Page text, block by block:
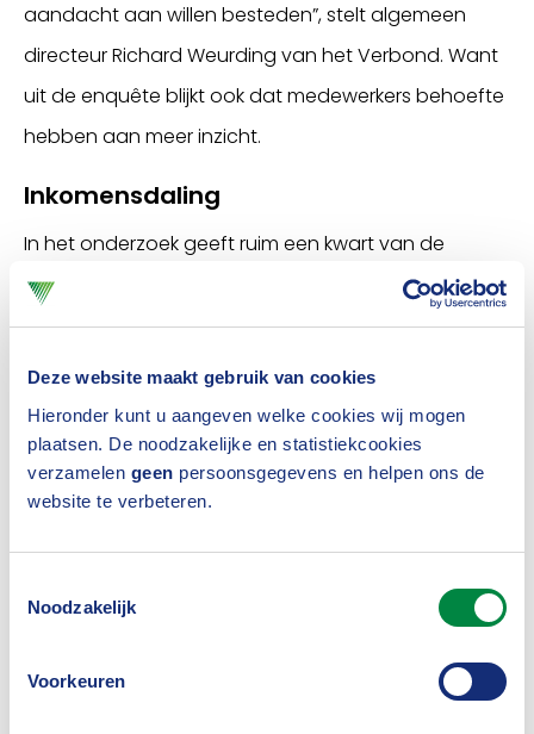
Deze website maakt gebruik van cookies
Hieronder kunt u aangeven welke cookies wij mogen
plaatsen. De noodzakelijke en statistiekcookies
verzamelen geen persoonsgegevens en helpen ons de
website te verbeteren.
Noodzakelijk
Voorkeuren
aandacht aan willen besteden”, stelt algemeen
directeur Richard Weurding van het Verbond. Want
uit de enquête blijkt ook dat medewerkers behoefte
hebben aan meer inzicht.
Inkomensdaling
In het onderzoek geeft ruim een kwart van de
respondenten (27 procent) aan niet of helemaal
niet op de hoogte te zijn van de financiële
consequenties van langdurige ziekte. Over het
eerste ziektejaar maken relatief weinig medewerkers
zich zorgen. Het inkomen blijft in die periode
ongewijzigd, denkt 87 procent. Maar in het tweede
Wat er na twee jaar ziekte gebeurt is een groot
vraagteken. Veertig procent geeft aan geen idee te
hebben. De gevolgen voor pensioenopbouw zijn